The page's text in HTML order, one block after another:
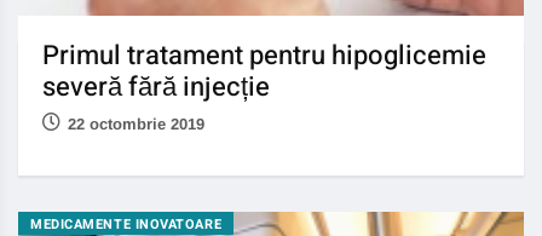
Primul tratament pentru hipoglicemie
severă fără injecție
22 octombrie 2019
MEDICAMENTE INOVATOARE